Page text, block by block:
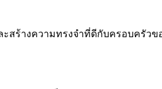
สร้างความทรงจำที่ดีกับครอบครัว